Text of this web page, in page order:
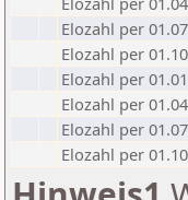
Elozahl per
Elozahl per
Elozahl per
Elozahl per
Elozahl per
Elozahl per